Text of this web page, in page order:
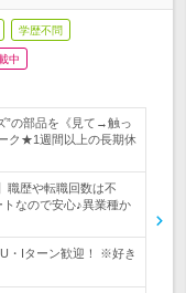
学歴不問
中
”の部品を《見て→触っ
ク★1週間以上の長期休
職歴や転職回数は不
なので安心♪異業種か
・Iターン歓迎！ ※好き